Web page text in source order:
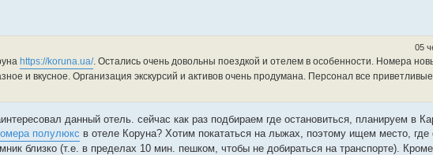
05
https://koruna.ua/. Остались очень довольны поездкой и отелем в особенности. Номера
и вкусное. Организация экскурсий и активов очень продумана. Персонал все
данный отель. сейчас как раз подбираем где остановиться, планируем в
полулюкс в отеле Коруна? Хотим покататься на лыжах, поэтому ищем место, где
близко (т.е. в пределах 10 мин. пешком, чтобы не добираться на транспорте). Кроме